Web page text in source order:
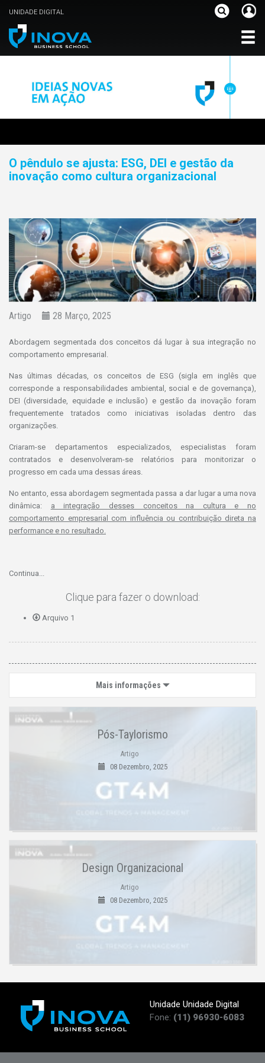
UNIDADE DIGITAL
O pêndulo se ajusta: ESG, DEI e gestão da
inovação como cultura organizacional
Artigo 28 Março, 2025
Abordagem segmentada dos conceitos dá lugar à sua integração no
comportamento empresarial.
Nas últimas décadas, os conceitos de ESG (sigla em inglês que
corresponde a responsabilidades ambiental, social e de governança),
DEI (diversidade, equidade e inclusão) e gestão da inovação foram
frequentemente tratados como iniciativas isoladas dentro das
organizações.
Criaram-se departamentos especializados, especialistas foram
contratados e desenvolveram-se relatórios para monitorizar o
progresso em cada uma dessas áreas.
No entanto, essa abordagem segmentada passa a dar lugar a uma nova
dinâmica: a integração desses conceitos na cultura e no
comportamento empresarial com influência ou contribuição direta na
performance e no resultado.
Continua...
Clique para fazer o download:
Arquivo 1
Mais informações
Pós-Taylorismo
Artigo
08 Dezembro, 2025
Design Organizacional
Artigo
08 Dezembro, 2025
Unidade Unidade Digital
Fone: (11) 96930-6083